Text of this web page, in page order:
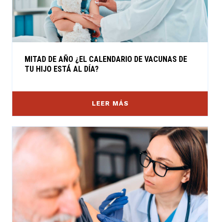
MITAD DE AÑO ¿EL CALENDARIO DE VACUNAS DE
TU HIJO ESTÁ AL DÍA?
LEER MÁS